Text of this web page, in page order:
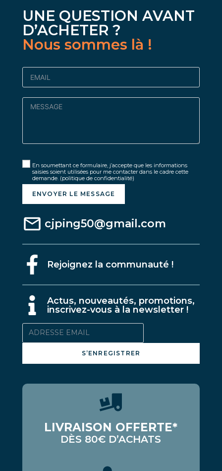
UNE QUESTION AVANT
D’ACHETER ?
Nous sommes là !
En soumettant ce formulaire, j’accepte que les informations
saisies soient utilisées pour me contacter dans le cadre cette
demande. (politique de confidentialité)
ENVOYER LE MESSAGE
cjping50@gmail.com
Rejoignez la communauté !
Actus, nouveautés, promotions,
inscrivez-vous à la newsletter !
S’ENREGISTRER
LIVRAISON OFFERTE*
DÈS 80€ D’ACHATS